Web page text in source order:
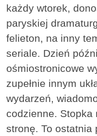
każdy wtorek,
paryskiej
felieton, na inny
seriale. Dzień
ośmiostronicowe
zupełnie innym
wydarzeń,
codzienne. Stopka
stronę. To ostatnia